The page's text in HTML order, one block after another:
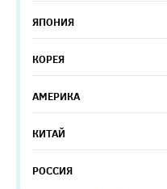
ЯПОНИЯ
КОРЕЯ
АМЕРИКА
КИТАЙ
РОССИЯ